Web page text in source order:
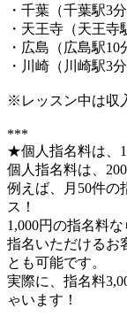
・千葉（千葉駅3分
・天王寺（天王寺
・広島（広島駅10
・川崎（川崎駅3分
※レッスン中は収
***
★個人指名料は、
個人指名料は、
例えば、月50件の
ス！
1,000円の指名料な
指名いただけるお
とも可能です。
実際に、指名料
ゃいます！